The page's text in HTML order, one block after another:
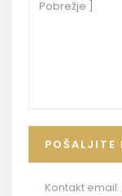
Kontakt email: